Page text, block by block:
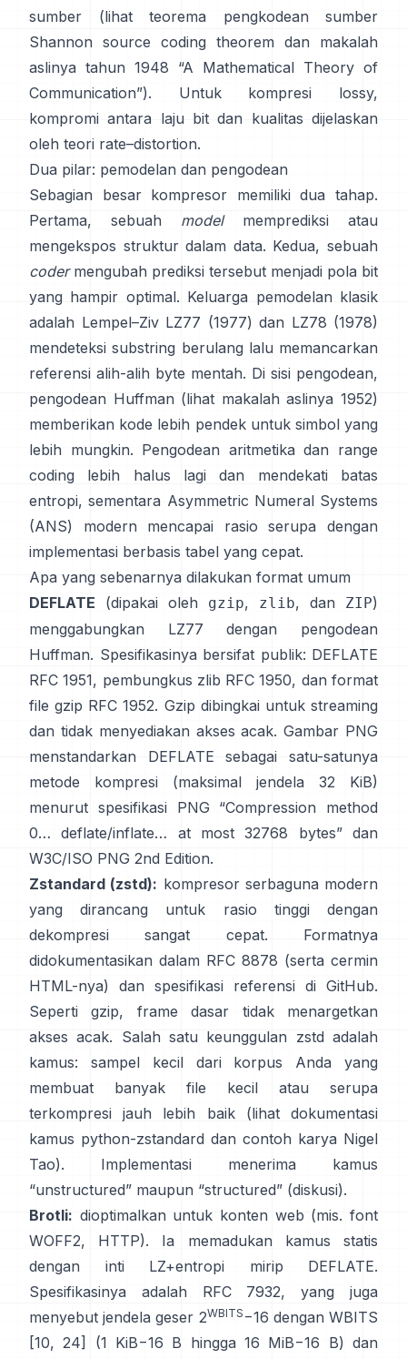
sumber (lihat teorema pengkodean sumber
Shannon source coding theorem dan makalah
aslinya tahun 1948 “A Mathematical Theory of
Communication”). Untuk kompresi lossy,
kompromi antara laju bit dan kualitas dijelaskan
oleh teori rate–distortion.
Dua pilar: pemodelan dan pengodean
Sebagian besar kompresor memiliki dua tahap.
Pertama, sebuah modelmemprediksi atau
mengekspos struktur dalam data. Kedua, sebuah
codermengubah prediksi tersebut menjadi pola bit
yang hampir optimal. Keluarga pemodelan klasik
adalah Lempel–Ziv LZ77 (1977) dan LZ78 (1978)
mendeteksi substring berulang lalu memancarkan
referensi alih-alih byte mentah. Di sisi pengodean,
pengodean Huffman (lihat makalah aslinya 1952)
memberikan kode lebih pendek untuk simbol yang
lebih mungkin. Pengodean aritmetika dan range
coding
lebih halus lagi dan mendekati batas
entropi, sementara Asymmetric Numeral Systems
(ANS)
modern mencapai rasio serupa dengan
implementasi berbasis tabel yang cepat.
Apa yang sebenarnya dilakukan format umum
DEFLATE (dipakai oleh gzip, zlib, dan ZIP)
menggabungkan LZ77 dengan pengodean
Huffman. Spesifikasinya bersifat publik: DEFLATE
RFC 1951, pembungkus zlib RFC 1950, dan format
file gzip RFC 1952. Gzip dibingkai untuk streaming
dan tidak menyediakan akses acak. Gambar PNG
menstandarkan DEFLATE sebagai satu-satunya
metode kompresi (maksimal jendela 32 KiB)
menurut spesifikasi PNG “Compression method
0… deflate/inflate… at most 32768 bytes” dan
W3C/ISO PNG 2nd Edition.
Zstandard (zstd): kompresor serbaguna modern
yang dirancang untuk rasio tinggi dengan
dekompresi sangat cepat. Formatnya
didokumentasikan dalam RFC 8878 (serta cermin
HTML-nya) dan spesifikasi referensi di GitHub.
Seperti gzip, frame dasar
tidak menargetkan
akses acak. Salah satu keunggulan zstd adalah
kamus: sampel kecil dari korpus Anda yang
membuat banyak file kecil atau serupa
terkompresi jauh lebih baik (lihat
dokumentasi
kamus python-zstandard dan contoh karya Nigel
Tao). Implementasi menerima kamus
“unstructured” maupun “structured” (diskusi).
Brotli: dioptimalkan untuk konten web (mis. font
WOFF2, HTTP). Ia memadukan kamus statis
dengan inti LZ+entropi mirip DEFLATE.
Spesifikasinya adalah
RFC 7932, yang juga
menyebut jendela geser 2WBITS −16 dengan WBITS
[10, 24] (1 KiB−16 B hingga 16 MiB−16 B) dan